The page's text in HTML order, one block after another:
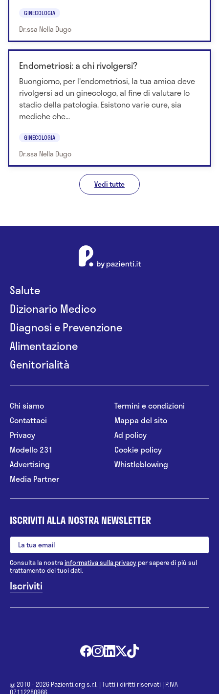
GINECOLOGIA
Dr.ssa Nella Dugo
Endometriosi: a chi rivolgersi?
Buongiorno, per l'endometriosi, la tua amica deve
rivolgersi ad un ginecologo, al fine di valutare lo
stadio della patologia. Esistono varie cure, sia
mediche che...
GINECOLOGIA
Dr.ssa Nella Dugo
Vedi tutte
Salute
Dizionario Medico
Diagnosi e Prevenzione
Alimentazione
Genitorialità
Chi siamo
Contattaci
Privacy
Modello 231
Advertising
Media Partner
Termini e condizioni
Mappa del sito
Ad policy
Cookie policy
Whistleblowing
ISCRIVITI ALLA NOSTRA NEWSLETTER
Consulta la nostrainformativa sulla privacy per sapere di più sul
trattamento dei tuoi dati.
@ 2010 - 2026 Pazienti.org s.r.l. | Tutti i diritti riservati | P.IVA
07112280966